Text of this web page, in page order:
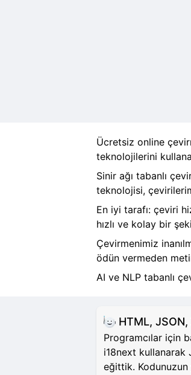
Ücretsiz online
teknolojilerini
Sinir ağı tabanlı
teknolojisi,
En iyi tarafı: çeviri
hızlı ve kolay bir
Çevirmenimiz
ödün vermeden
AI ve NLP tabanlı
HTML,
Programcılar için
i18next kullanarak
eğittik. Kodunuzun